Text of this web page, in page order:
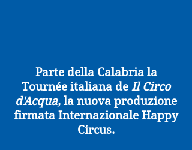
Parte della Calabria la
Tournée italiana de Il Circo
d'Acqua, la nuova produzione
firmata Internazionale Happy
Circus.